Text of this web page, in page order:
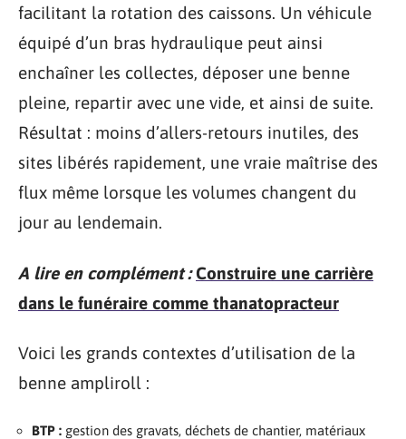
facilitant la rotation des caissons. Un véhicule
équipé d’un bras hydraulique peut ainsi
enchaîner les collectes, déposer une benne
pleine, repartir avec une vide, et ainsi de suite.
Résultat : moins d’allers-retours inutiles, des
sites libérés rapidement, une vraie maîtrise des
flux même lorsque les volumes changent du
jour au lendemain.
A lire en complément : Construire une carrière
dans le funéraire comme thanatopracteur
Voici les grands contextes d’utilisation de la
benne ampliroll :
BTP : gestion des gravats, déchets de chantier, matériaux